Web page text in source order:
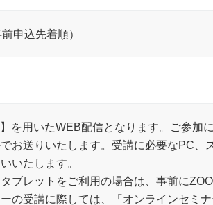
申込先着順）
】を用いたWEB配信となります。ご参
お送りいたします。受講に必要なPC、
いたします。
ブレットをご利用の場合は、事前に
の受講に際しては、「オンラインセミ